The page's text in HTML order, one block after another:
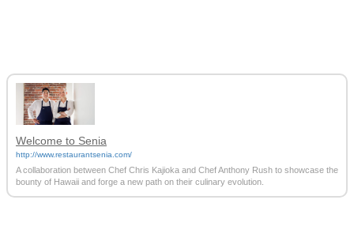
Welcome to Senia
http://www.restaurantsenia.com/
A collaboration between Chef Chris Kajioka and Chef Anthony Rush to showcase the
bounty of Hawaii and forge a new path on their culinary evolution.